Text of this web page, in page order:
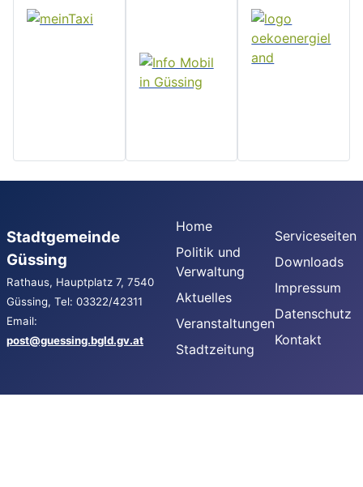
Stadtgemeinde
Güssing
Rathaus, Hauptplatz 7, 7540
Güssing, Tel: 03322/42311
Email:
post@guessing.bgld.gv.at
Home
Politik und
Verwaltung
Aktuelles
Veranstaltungen
Stadtzeitung
Serviceseiten
Downloads
Impressum
Datenschutz
Kontakt